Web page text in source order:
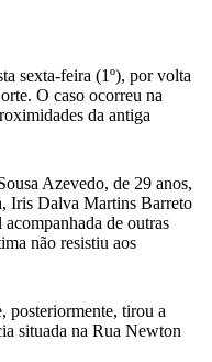
sexta-feira (1º), por volta
O caso ocorreu na
da antiga
Azevedo, de 29 anos,
Iris Dalva Martins Barreto
de outras
não resistiu aos
posteriormente, tirou a
situada na Rua Newton